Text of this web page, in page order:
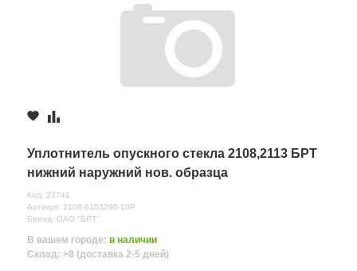
Уплотнитель опускного стекла 2108,2113 БРТ
нижний наружний нов. образца
Код: 23741
Артикул: 2108-6103290-10Р
Бренд: ОАО "БРТ"
В вашем городе: в наличии
Склад: >8 (доставка 2-5 дней)